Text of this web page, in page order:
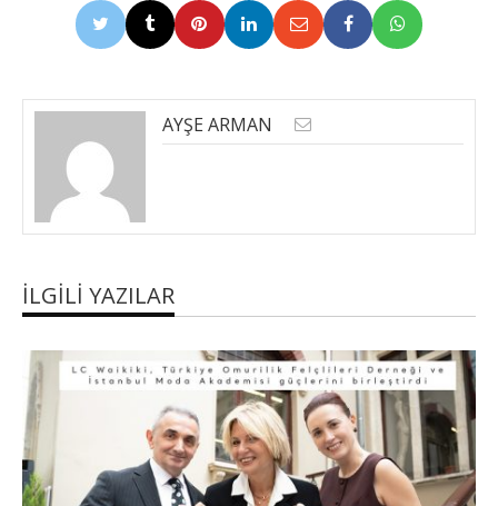
AYŞE ARMAN
İLGILI YAZILAR